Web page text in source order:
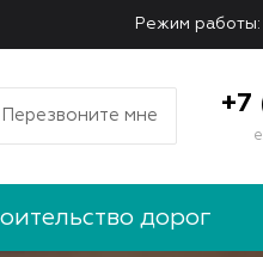
Режим
Перезвоните мне +7
дорог